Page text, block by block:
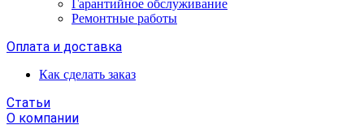
Гарантийное обслуживание
Ремонтные работы
Оплата и доставка
Как сделать заказ
Статьи
О компании